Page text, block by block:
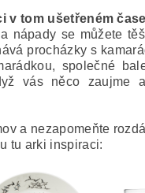
v tom ušetřeném
nápady se můžete
procházky s
společné
vás něco zaujme
a nezapomeňte
tu arki inspiraci: